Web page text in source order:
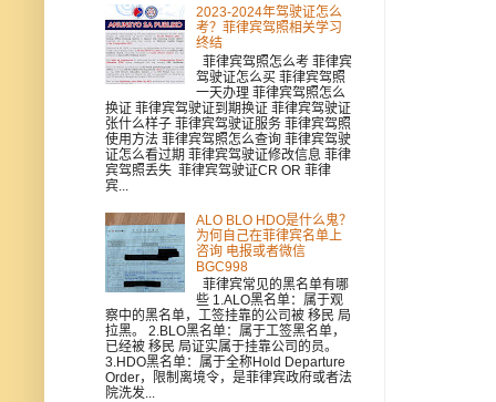
2023-2024年驾驶证怎么
考？菲律宾驾照相关学习
终结
菲律宾驾照怎么考 菲律宾
驾驶证怎么买 菲律宾驾照
一天办理 菲律宾驾照怎么
换证 菲律宾驾驶证到期换证 菲律宾驾驶证
张什么样子 菲律宾驾驶证服务 菲律宾驾照
使用方法 菲律宾驾照怎么查询 菲律宾驾驶
证怎么看过期 菲律宾驾驶证修改信息 菲律
宾驾照丢失 菲律宾驾驶证CR OR 菲律
宾...
ALO BLO HDO是什么鬼？
为何自己在菲律宾名单上
咨询 电报或者微信
BGC998
菲律宾常见的黑名单有哪
些 1.ALO黑名单：属于观
察中的黑名单，工签挂靠的公司被 移民 局
拉黑。 2.BLO黑名单：属于工签黑名单，
已经被 移民 局证实属于挂靠公司的员。
3.HDO黑名单：属于全称Hold Departure
Order，限制离境令，是菲律宾政府或者法
院洗发...